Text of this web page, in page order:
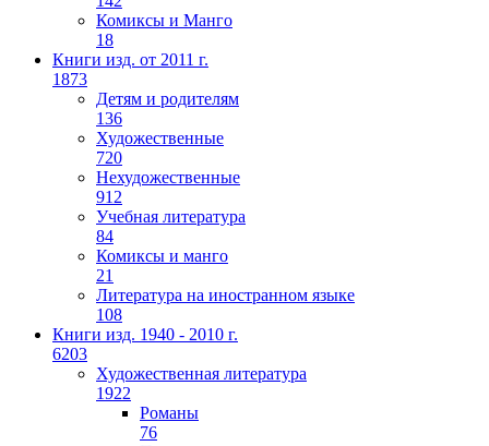
Комиксы и Манго
18
Книги изд. от 2011 г.
1873
Детям и родителям
136
Художественные
720
Нехудожественные
912
Учебная литература
84
Комиксы и манго
21
Литература на иностранном языке
108
Книги изд. 1940 - 2010 г.
6203
Художественная литература
1922
Романы
76